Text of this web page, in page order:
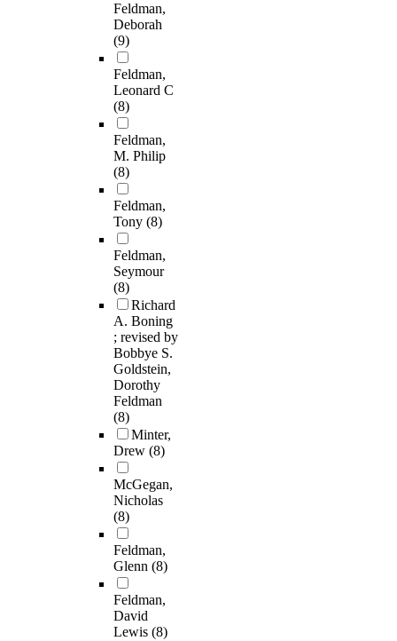
Feldman,
Deborah
(9)
Feldman,
Leonard C
(8)
Feldman,
M. Philip
(8)
Feldman,
Tony (8)
Feldman,
Seymour
(8)
Richard
A. Boning
; revised by
Bobbye S.
Goldstein,
Dorothy
Feldman
(8)
Minter,
Drew (8)
McGegan,
Nicholas
(8)
Feldman,
Glenn (8)
Feldman,
David
Lewis (8)